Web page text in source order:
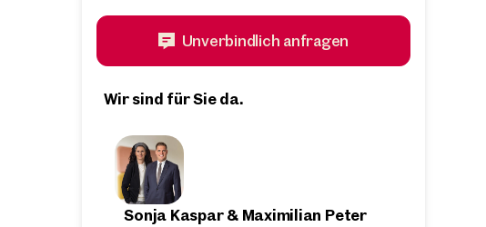
Unverbindlich anfragen
Wir sind für Sie da.
Sonja Kaspar & Maximilian Peter